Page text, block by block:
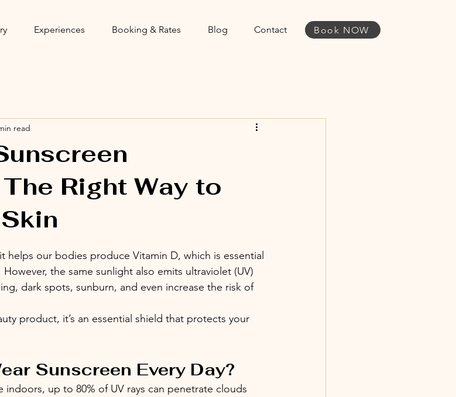
Experiences Booking & Rates Blog Contact Book NOW
Right Way to
read
our bodies produce Vitamin D, which is essential
the same sunlight also emits ultraviolet (UV)
dark spots, sunburn, and even increase the risk of
product, it’s an essential shield that protects your
Sunscreen Every Day?
indoors, up to 80% of UV rays can penetrate clouds